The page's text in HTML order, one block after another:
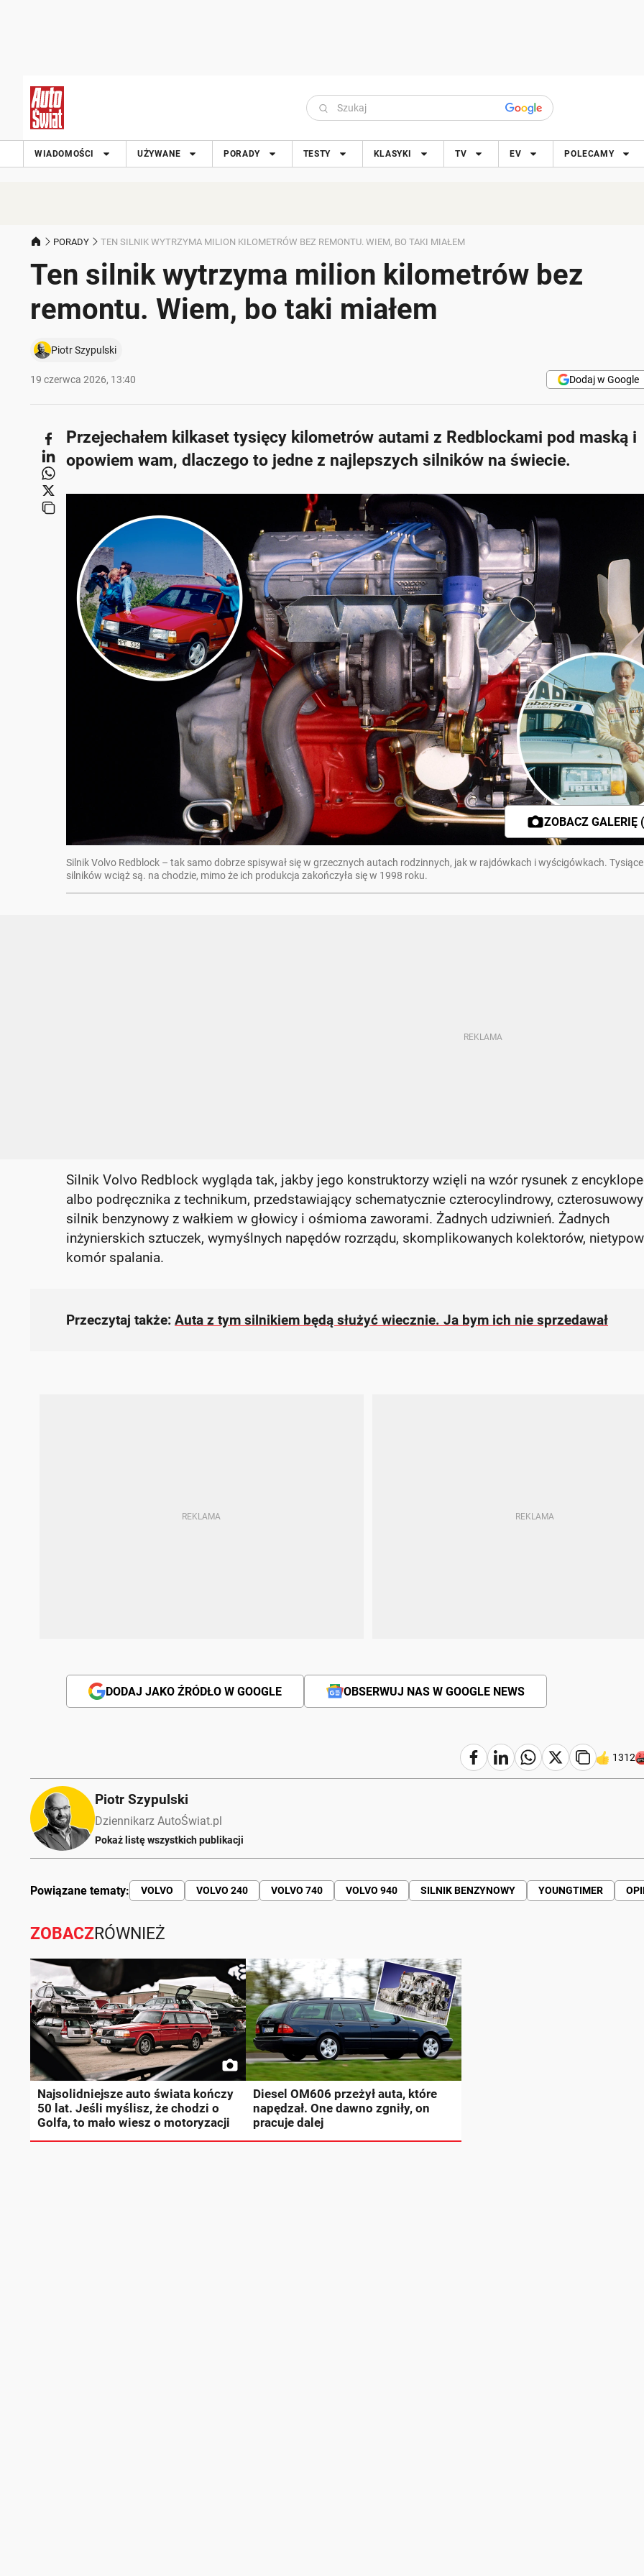
WIADOMOŚCI UŻYWANE PORADY TESTY KLASYKI TV EV POLECAMY
PORADY TEN SILNIK WYTRZYMA MILION KILOMETRÓW BEZ REMONTU. WIEM, BO TAKI MIAŁEM
Ten silnik wytrzyma milion kilometrów bez
remontu. Wiem, bo taki miałem
Piotr Szypulski
19 czerwca 2026, 13:40 Dodaj w Google
Przejechałem kilkaset tysięcy kilometrów autami z Redblockami pod maską i
opowiem wam, dlaczego to jedne z najlepszych silników na świecie.
ZOBACZ GALERIĘ
Silnik Volvo Redblock – tak samo dobrze spisywał się w grzecznych autach rodzinnych, jak w rajdówkach i wyścigówkach.
silników wciąż są. na chodzie, mimo że ich produkcja zakończyła się w 1998 roku.
Silnik Volvo Redblock wygląda tak, jakby jego konstruktorzy wzięli na wzór rysunek z
albo podręcznika z technikum, przedstawiający schematycznie czterocylindrowy, czterosuwowy
silnik benzynowy z wałkiem w głowicy i ośmioma zaworami. Żadnych udziwnień. Żadnych
inżynierskich sztuczek, wymyślnych napędów rozrządu, skomplikowanych kolektorów,
komór spalania.
Przeczytaj także: Auta z tym silnikiem będą służyć wiecznie. Ja bym ich nie sprzedawał
DODAJ JAKO ŹRÓDŁO W GOOGLE OBSERWUJ NAS W GOOGLE NEWS
1312
Piotr Szypulski
Dziennikarz AutoŚwiat.pl
Pokaż listę wszystkich publikacji
Powiązane tematy: VOLVO VOLVO 240 VOLVO 740 VOLVO 940 SILNIK BENZYNOWY YOUNGTIMER
ZOBACZRÓWNIEŻ
Najsolidniejsze auto świata kończy
50 lat. Jeśli myślisz, że chodzi o
Golfa, to mało wiesz o motoryzacji
Diesel OM606 przeżył auta, które
napędzał. One dawno zgniły, on
pracuje dalej